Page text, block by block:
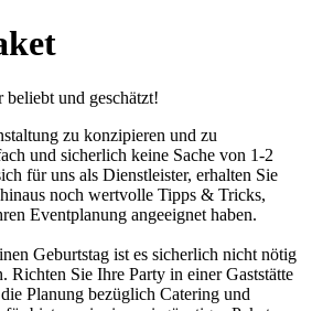
beliebt und geschätzt!
zu konzipieren und zu
und sicherlich keine Sache von 1-2
für uns als Dienstleister, erhalten Sie
noch wertvolle Tipps & Tricks,
Eventplanung angeeignet haben.
Geburtstag ist es sicherlich nicht nötig
Richten Sie Ihre Party in einer Gaststätte
Planung bezüglich Catering und